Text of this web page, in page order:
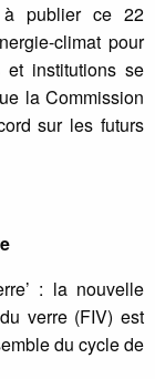
à publier ce 22
climat pour
et institutions se
la Commission
sur les futurs
: la nouvelle
verre (FIV) est
du cycle de